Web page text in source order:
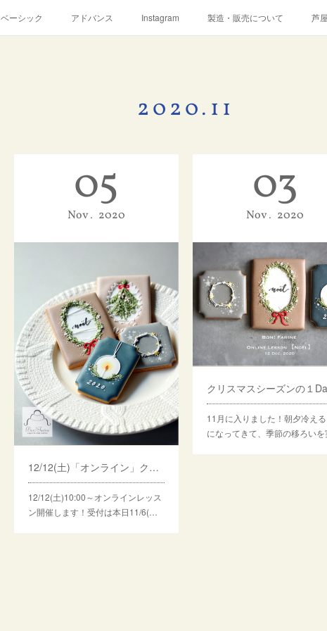
ベーシック アドバンス Instagram 製造・販売について 芦
2020. 11
05
Nov 2020
12/12(土)「オンライン」クリスマスレッスンのご案内
12/12(土)10:00～オンラインレッス
ン開催します！受付は本日11/6(…
03
Nov 2020
11月に入りました！朝夕冷える
になってきて、季節の移ろいを